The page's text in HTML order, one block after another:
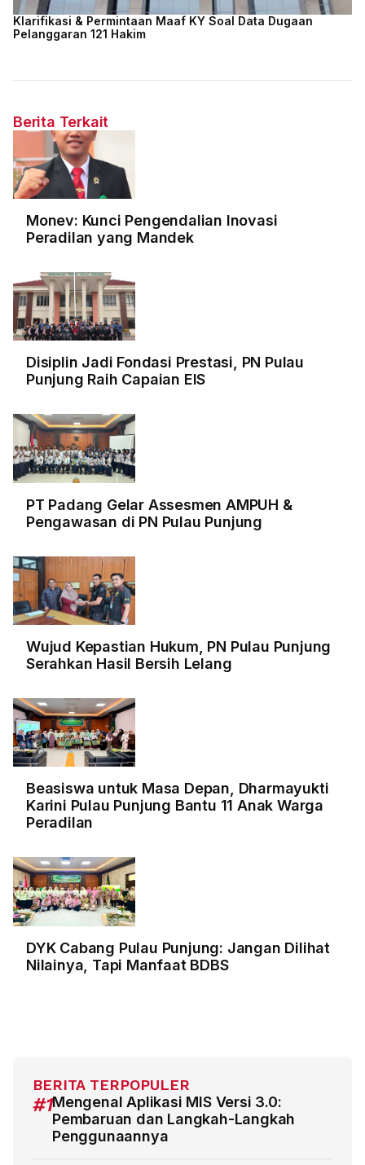
Klarifikasi & Permintaan Maaf KY Soal Data Dugaan
Pelanggaran 121 Hakim
Berita Terkait
Monev: Kunci Pengendalian Inovasi
Peradilan yang Mandek
Disiplin Jadi Fondasi Prestasi, PN Pulau
Punjung Raih Capaian EIS
PT Padang Gelar Assesmen AMPUH &
Pengawasan di PN Pulau Punjung
Wujud Kepastian Hukum, PN Pulau Punjung
Serahkan Hasil Bersih Lelang
Beasiswa untuk Masa Depan, Dharmayukti
Karini Pulau Punjung Bantu 11 Anak Warga
Peradilan
DYK Cabang Pulau Punjung: Jangan Dilihat
Nilainya, Tapi Manfaat BDBS
BERITA TERPOPULER
#1Mengenal Aplikasi MIS Versi 3.0:
Pembaruan dan Langkah-Langkah
Penggunaannya